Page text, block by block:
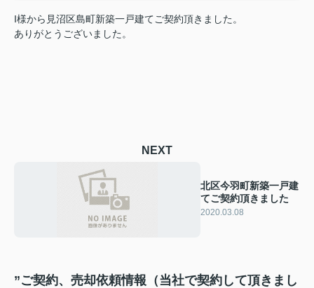
I様から見沼区島町新築一戸建てご契約頂きました。
ありがとうございました。
NEXT
北区今羽町新築一戸建
てご契約頂きました
2020.03.08
”ご契約、売却依頼情報（当社で契約して頂きまし